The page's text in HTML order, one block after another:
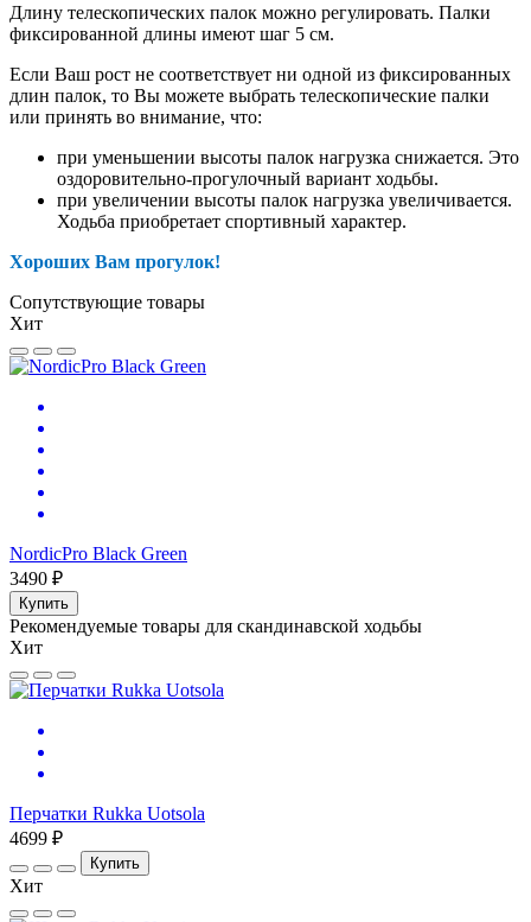
Длину телескопических палок можно регулировать. Палки
фиксированной длины имеют шаг 5 см.
Если Ваш рост не соответствует ни одной из фиксированных
длин палок, то Вы можете выбрать телескопические палки
или принять во внимание, что:
при уменьшении высоты палок нагрузка снижается. Это
оздоровительно-прогулочный вариант ходьбы.
при увеличении высоты палок нагрузка увеличивается.
Ходьба приобретает спортивный характер.
Хороших Вам прогулок!
Сопутствующие товары
Хит
NordicPro Black Green
3490 ₽
Купить
Рекомендуемые товары для скандинавской ходьбы
Хит
Перчатки Rukka Uotsola
4699 ₽
Купить
Хит